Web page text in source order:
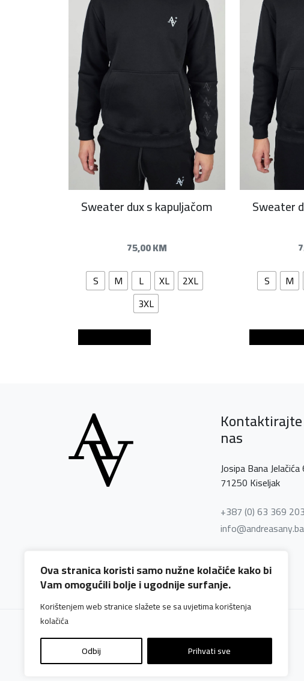
Ova stranica koristi samo nužne kolačiće kako bi
Vam omogućili bolje i ugodnije surfanje.
Korištenjem web stranice slažete se sa uvjetima korištenja
kolačića
Odbij
Prihvati sve
Sweater dux s kapuljačom
75,00KM
S
M L XL
2XL
3XL
Sweater
S
M
Kontaktirajte
nas
Josipa Bana Jelačića
71250 Kiseljak
+387 (0) 63 369 203
info@andreasany.ba
2026 Andreas Any Design
Design and developmentSIK♥